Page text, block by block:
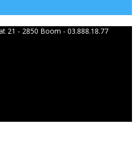
21 - 2850 Boom - 03.888.18.77